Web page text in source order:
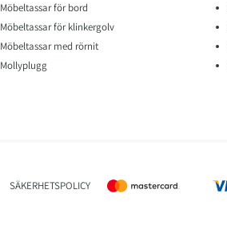
Möbeltassar för bord
Möbeltassar för klinkergolv
Möbeltassar med rörnit
Mollyplugg
SÄKERHETSPOLICY